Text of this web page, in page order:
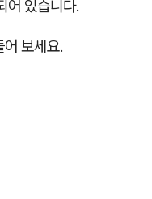
어 있습니다.
보세요.